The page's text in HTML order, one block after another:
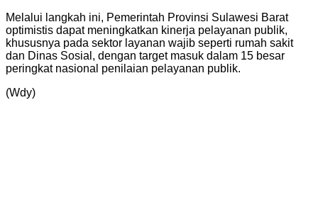
Melalui langkah ini, Pemerintah Provinsi Sulawesi Barat
optimistis dapat meningkatkan kinerja pelayanan publik,
khususnya pada sektor layanan wajib seperti rumah sakit
dan Dinas Sosial, dengan target masuk dalam 15 besar
peringkat nasional penilaian pelayanan publik.
(Wdy)